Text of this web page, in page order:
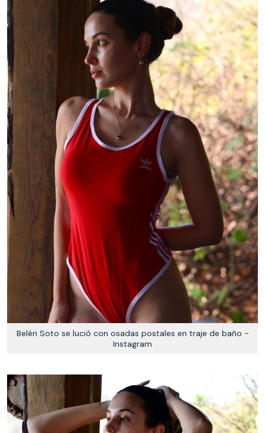
Belén Soto se lució con osadas postales en traje de baño -
Instagram